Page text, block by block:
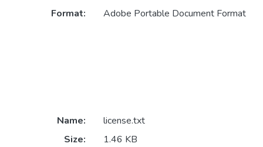
Format:
Adobe Portable Document Format
Name:
license.txt
Size:
1.46 KB